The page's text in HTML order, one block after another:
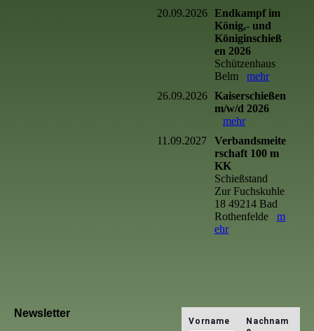
20.09.2026 Endkampf im
König,- und
Königinschieß
en 2026
Schützenhaus
Belm mehr
26.09.2026 Kaiserschießen
m/w/d 2026
mehr
11.09.2027
Verbandsmeite
rschaft 100 m
KK
Schießstand
Zur Fuchskuhle
18 49214 Bad
Rothenfelde m
ehr
Newsletter